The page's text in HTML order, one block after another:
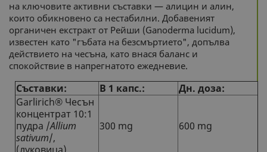
на ключовите активни съставки — алицин и алин,
които обикновено са нестабилни. Добавеният
органичен екстракт от Рейши (Ganoderma lucidum),
известен като "гъбата на безсмъртието", допълва
действието на чесъна, като внася баланс и
спокойствие в напрегнатото ежедневие.
Съставки: В 1 капс.:
Дн. доза:
Garlirich® Чесън
концентрат 10:1
пудра /Allium
sativum/,
300 mg 600 mg